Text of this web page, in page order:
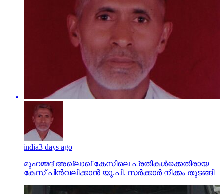
india3 days ago
മുഹമ്മദ് അഖ്‌ലാഖ് കേസിലെ പ്രതികള്‍ക്കെതിരായ
കേസ് പിന്‍വലിക്കാന്‍ യു.പി. സര്‍ക്കാര്‍ നീക്കം തുടങ്ങി